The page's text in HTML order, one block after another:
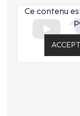
Ce contenu